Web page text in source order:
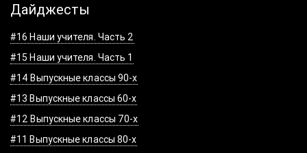
Дайджесты
#16 Наши учителя. Часть 2
#15 Наши учителя. Часть 1
#14 Выпускные классы 90-х
#13 Выпускные классы 60-х
#12 Выпускные классы 70-х
#11 Выпускные классы 80-х